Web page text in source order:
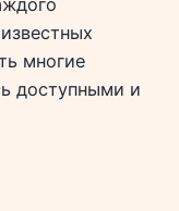
многие
доступными и